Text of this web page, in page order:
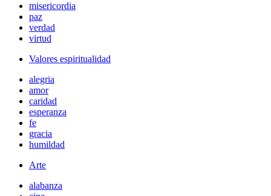
misericordia
paz
verdad
virtud
Valores espiritualidad
alegria
amor
caridad
esperanza
fe
gracia
humildad
Arte
alabanza